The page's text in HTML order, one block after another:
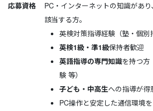
応募資格
PC・インターネットの知識があ
該当する方。
英検対策指導経験（塾・個別
英検1級・準1級保持者歓迎
英語指導の専門知識を持つ方
験 等）
子ども・中高生への指導が得
PC操作と安定した通信環境